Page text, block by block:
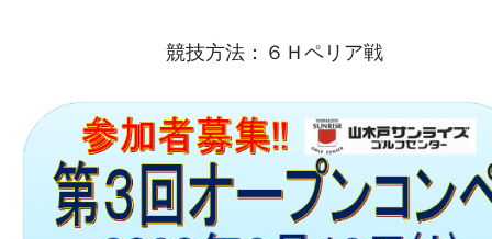
競技方法：６Ｈペリア戦